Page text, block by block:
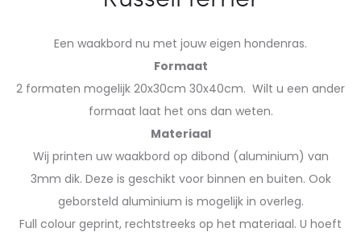
Een waakbord nu met jouw eigen hondenras.
Formaat
2 formaten mogelijk 20x30cm 30x40cm. Wilt u een ander
formaat laat het ons dan weten.
Materiaal
Wij printen uw waakbord op dibond (aluminium) van
3mm dik. Deze is geschikt voor binnen en buiten. Ook
geborsteld aluminium is mogelijk in overleg.
Full colour geprint, rechtstreeks op het materiaal. U hoeft